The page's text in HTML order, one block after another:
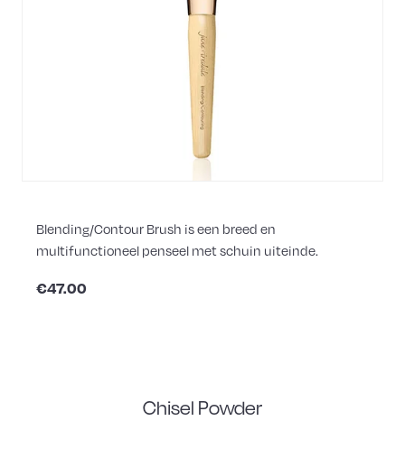
Blending/Contour Brush is een breed en
multifunctioneel penseel met schuin uiteinde.
€47.00
Chisel Powder